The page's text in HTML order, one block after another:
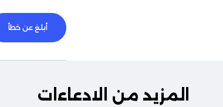
أبلغ عن خطأ
المزيد من الادعاءات